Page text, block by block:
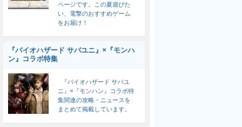
ページです。この夏遊びた
い、電撃のおすすめゲーム
をお届け！
『バイオハザード サバユニ』×『モンハ
ン』コラボ特集
『バイオハザード サバユ
ニ』×『モンハン』コラボ特
集関連の攻略・ニュースを
まとめて掲載しています。